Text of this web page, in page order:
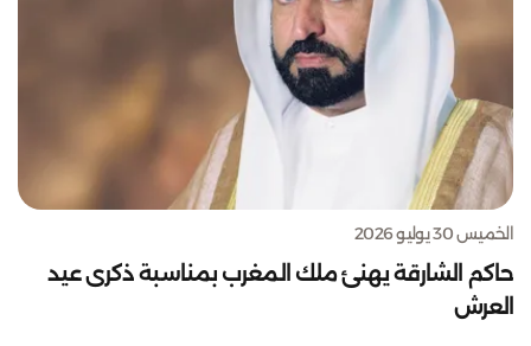
الخميس 30 يوليو 2026
حاكم الشارقة يهنئ ملك المغرب بمناسبة ذكرى عيد
العرش